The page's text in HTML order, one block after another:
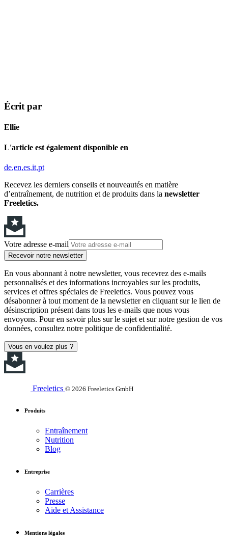
Écrit par
Ellie
L'article est également disponible en
de en es it pt
Recevez les derniers conseils et nouveautés en matière
d’entraînement, de nutrition et de produits dans la newsletter
Freeletics.
Votre adresse e-mail
Recevoir notre newsletter
En vous abonnant à notre newsletter, vous recevrez des e-mails
personnalisés et des informations incroyables sur les produits,
services et offres spéciales de Freeletics. Vous pouvez vous
désabonner à tout moment de la newsletter en cliquant sur le lien de
désinscription présent dans tous les e-mails que nous vous
envoyons. Pour en savoir plus sur le sujet et sur notre gestion de vos
données, consultez notre politique de confidentialité.
Vous en voulez plus ?
Freeletics © 2026 Freeletics GmbH
Produits
Entraînement
Nutrition
Blog
Entreprise
Carrières
Presse
Aide et Assistance
Mentions légales